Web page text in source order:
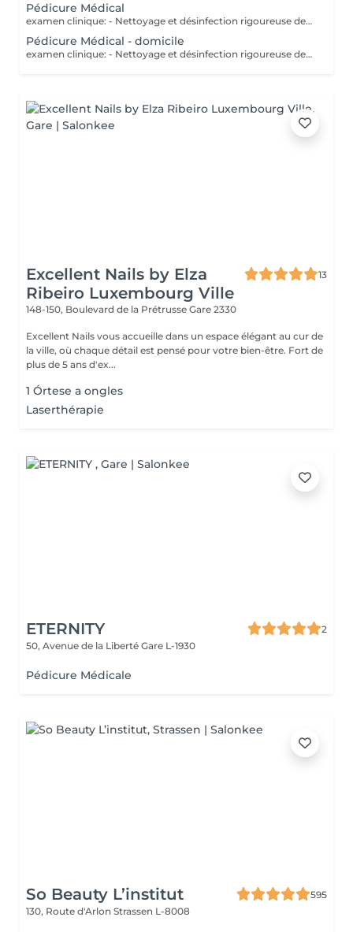
Pédicure Médical
examen clinique: - Nettoyage et désinfection rigoureuse des pieds - soin des ongles: coupe correct, fraisage ( diminution de l`épaisseur) et nettoyage des sillons pour prévenir les ongles incarnés. - traitement des callosités rdv chez 691 60 25 60 ou clinic.coach@lilianamendes.eu
Pédicure Médical - domicile
examen clinique: - Nettoyage et désinfection rigoureuse des pieds - soin des ongles: coupe correct, fraisage ( diminution de l`épaisseur) et nettoyage des sillons pour prévenir les ongles incarnés. - traitement des callosités rdv chez 691 60 25 60 ou clinic.coach@lilianamendes.eu
Excellent Nails by Elza
Ribeiro Luxembourg Ville
13
148-150, Boulevard de la Prétrusse Gare 2330
Excellent Nails vous accueille dans un espace élégant au cur de
la ville, où chaque détail est pensé pour votre bien-être. Fort de
plus de 5 ans d'ex...
1 Órtese a ongles
Laserthérapie
ETERNITY
2
50, Avenue de la Liberté Gare L-1930
Pédicure Médicale
So Beauty L’institut
595
130, Route d'Arlon Strassen L-8008